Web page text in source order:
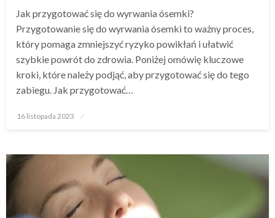
Jak przygotować się do wyrwania ósemki?
Przygotowanie się do wyrwania ósemki to ważny proces,
który pomaga zmniejszyć ryzyko powikłań i ułatwić
szybkie powrót do zdrowia. Poniżej omówię kluczowe
kroki, które należy podjąć, aby przygotować się do tego
zabiegu. Jak przygotować…
Opublikowane
16 listopada 2023